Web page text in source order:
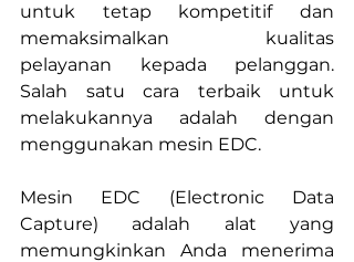
untuk tetap kompetitif dan
memaksimalkan kualitas
pelayanan kepada pelanggan.
Salah satu cara terbaik untuk
melakukannya adalah dengan
menggunakan mesin EDC.
Mesin EDC (Electronic Data
Capture) adalah alat yang
memungkinkan Anda menerima